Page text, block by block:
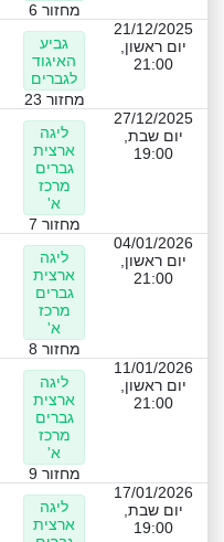
מחזור 6
21/12/2025
יום ראשון,
21:00
גביע
האיגוד
לגברים
מחזור 23
27/12/2025
יום שבת,
19:00
ליגה
ארצית
גברים
מרכז
א'
מחזור 7
04/01/2026
יום ראשון,
21:00
ליגה
ארצית
גברים
מרכז
א'
מחזור 8
11/01/2026
יום ראשון,
21:00
ליגה
ארצית
גברים
מרכז
א'
מחזור 9
17/01/2026
יום שבת,
19:00
ליגה
ארצית